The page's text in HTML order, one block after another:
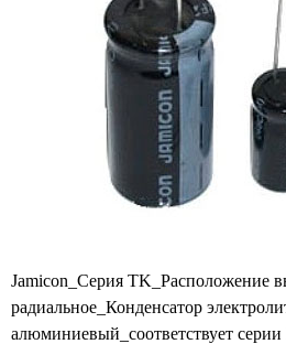
Jamicon_Серия TK_Расположение
радиальное_Конденсатор
алюминиевый_соответствует